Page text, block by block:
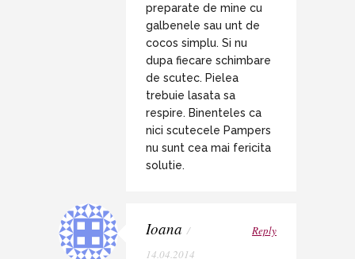
preparate de mine cu
galbenele sau unt de
cocos simplu. Si nu
dupa fiecare schimbare
de scutec. Pielea
trebuie lasata sa
respire. Binenteles ca
nici scutecele Pampers
nu sunt cea mai fericita
solutie.
Ioana /
14.04.2014
Reply